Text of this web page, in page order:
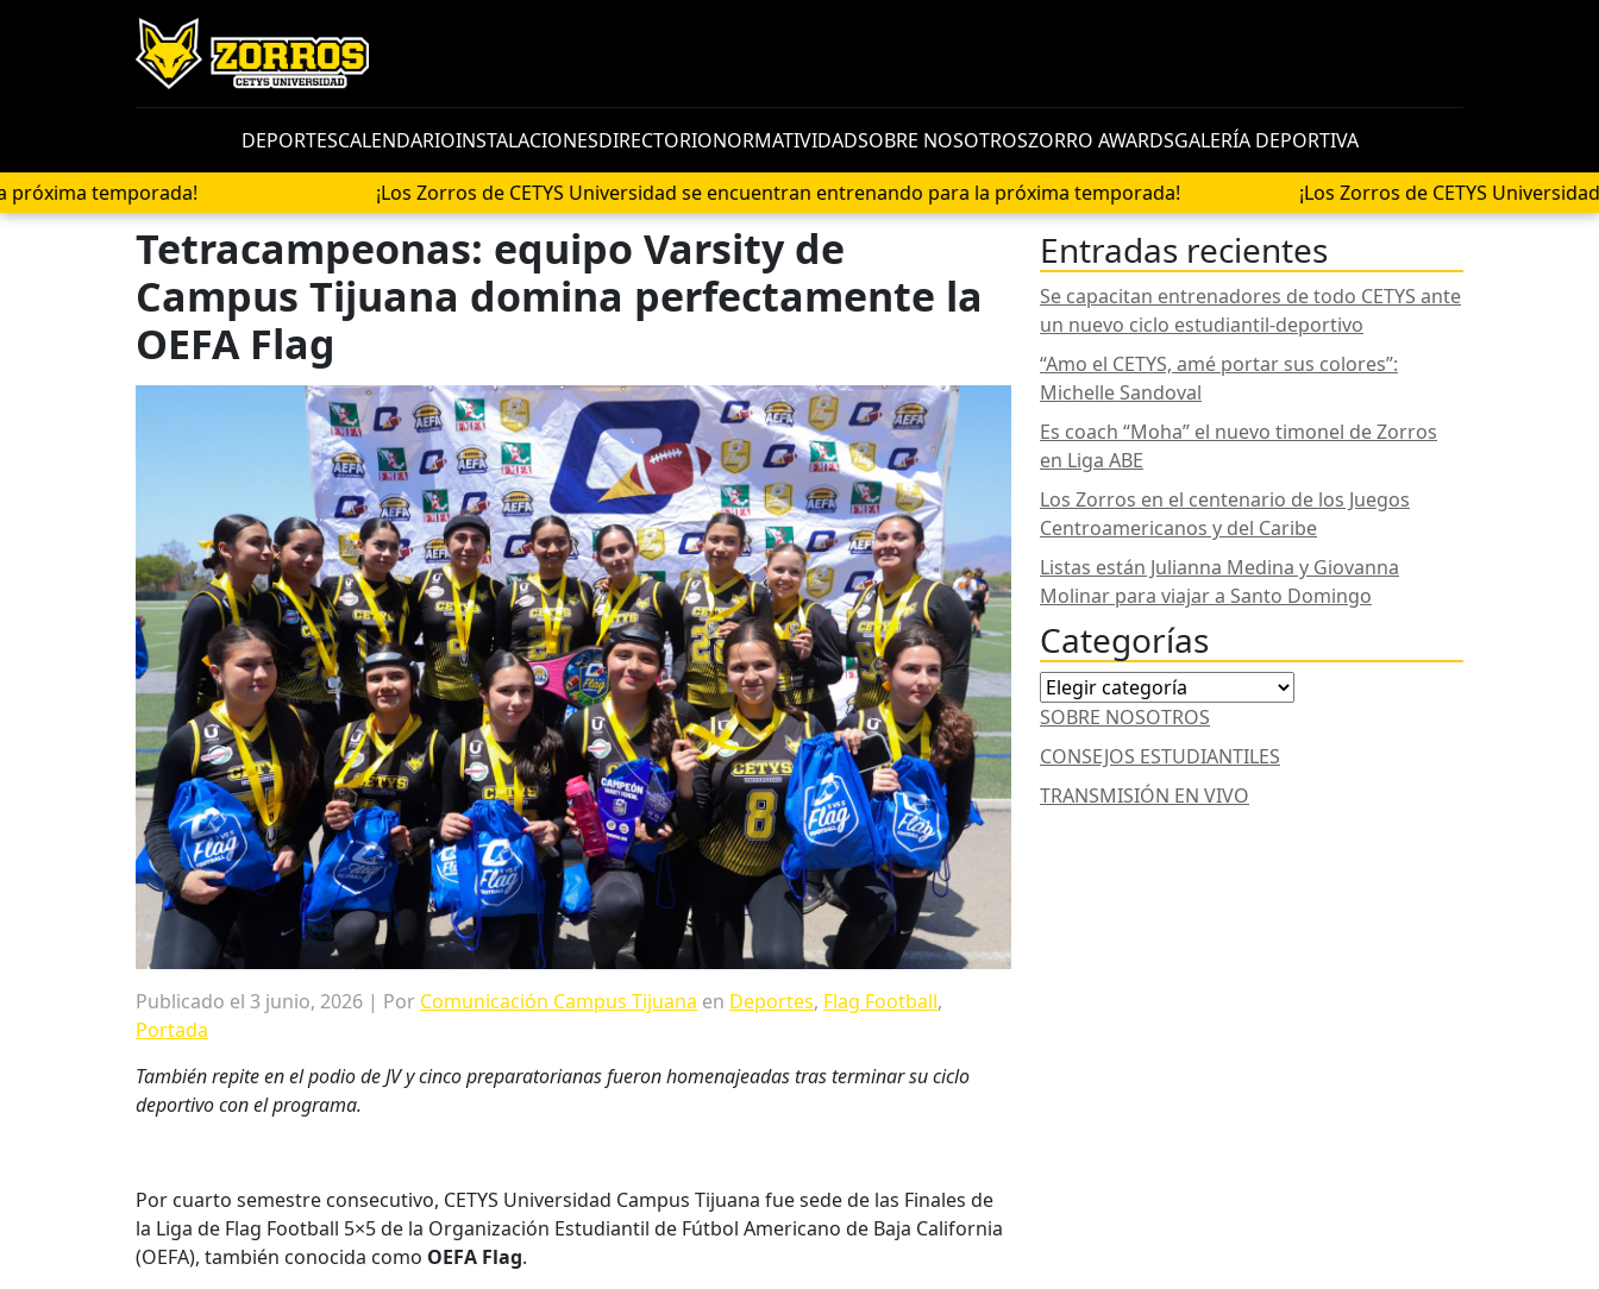
DEPORTESCALENDARIOINSTALACIONESDIRECTORIONORMATIVIDADSOBRE NOSOTROSZORRO AWARDSGALERÍA DEPORTIVA
¡Los Zorros de CETYS Universidad se encuentran entrenando para la próxima temporada! ¡Los Zorros de CETYS Universidad se
Tetracampeonas: equipo Varsity de
Campus Tijuana domina perfectamente la
OEFA Flag
Publicado el 3 junio, 2026 | Por Comunicación Campus Tijuana en Deportes, Flag Football,
Portada
También repite en el podio de JV y cinco preparatorianas fueron homenajeadas tras terminar su ciclo
deportivo con el programa.
Por cuarto semestre consecutivo, CETYS Universidad Campus Tijuana fue sede de las Finales de
la Liga de Flag Football 5×5 de la Organización Estudiantil de Fútbol Americano de Baja California
(OEFA), también conocida como OEFA Flag.
Entradas recientes
Se capacitan entrenadores de todo CETYS ante
un nuevo ciclo estudiantil-deportivo
“Amo el CETYS, amé portar sus colores”:
Michelle Sandoval
Es coach “Moha” el nuevo timonel de Zorros
en Liga ABE
Los Zorros en el centenario de los Juegos
Centroamericanos y del Caribe
Listas están Julianna Medina y Giovanna
Molinar para viajar a Santo Domingo
Categorías
Categorías
SOBRE NOSOTROS
CONSEJOS ESTUDIANTILES
TRANSMISIÓN EN VIVO